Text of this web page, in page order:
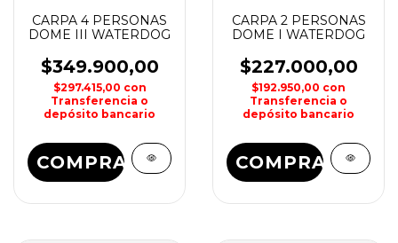
CARPA 4 PERSONAS
DOME III WATERDOG
$349.900,00
$297.415,00 con
Transferencia o
depósito bancario
COMPRAR
CARPA 2 PERSONAS
DOME I WATERDOG
$227.000,00
$192.950,00 con
Transferencia o
depósito bancario
COMPRAR